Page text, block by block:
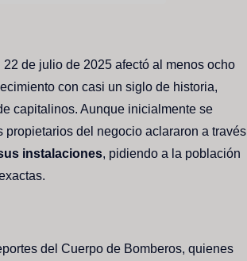
de julio de 2025 afectó al menos ocho
con casi un siglo de historia,
capitalinos. Aunque inicialmente se
del negocio aclararon a través
instalaciones, pidiendo a la población
del Cuerpo de Bomberos, quienes